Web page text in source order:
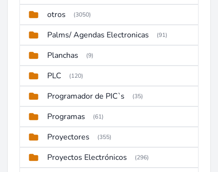
otros (3050)
Palms/ Agendas Electronicas (91)
Planchas (9)
PLC (120)
Programador de PIC`s (35)
Programas (61)
Proyectores (355)
Proyectos Electrónicos (296)